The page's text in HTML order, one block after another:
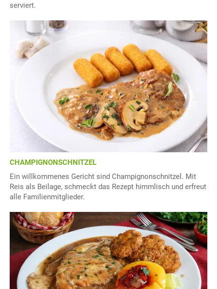
serviert.
CHAMPIGNONSCHNITZEL
Ein willkommenes Gericht sind Champignonschnitzel. Mit
Reis als Beilage, schmeckt das Rezept himmlisch und erfreut
alle Familienmitglieder.